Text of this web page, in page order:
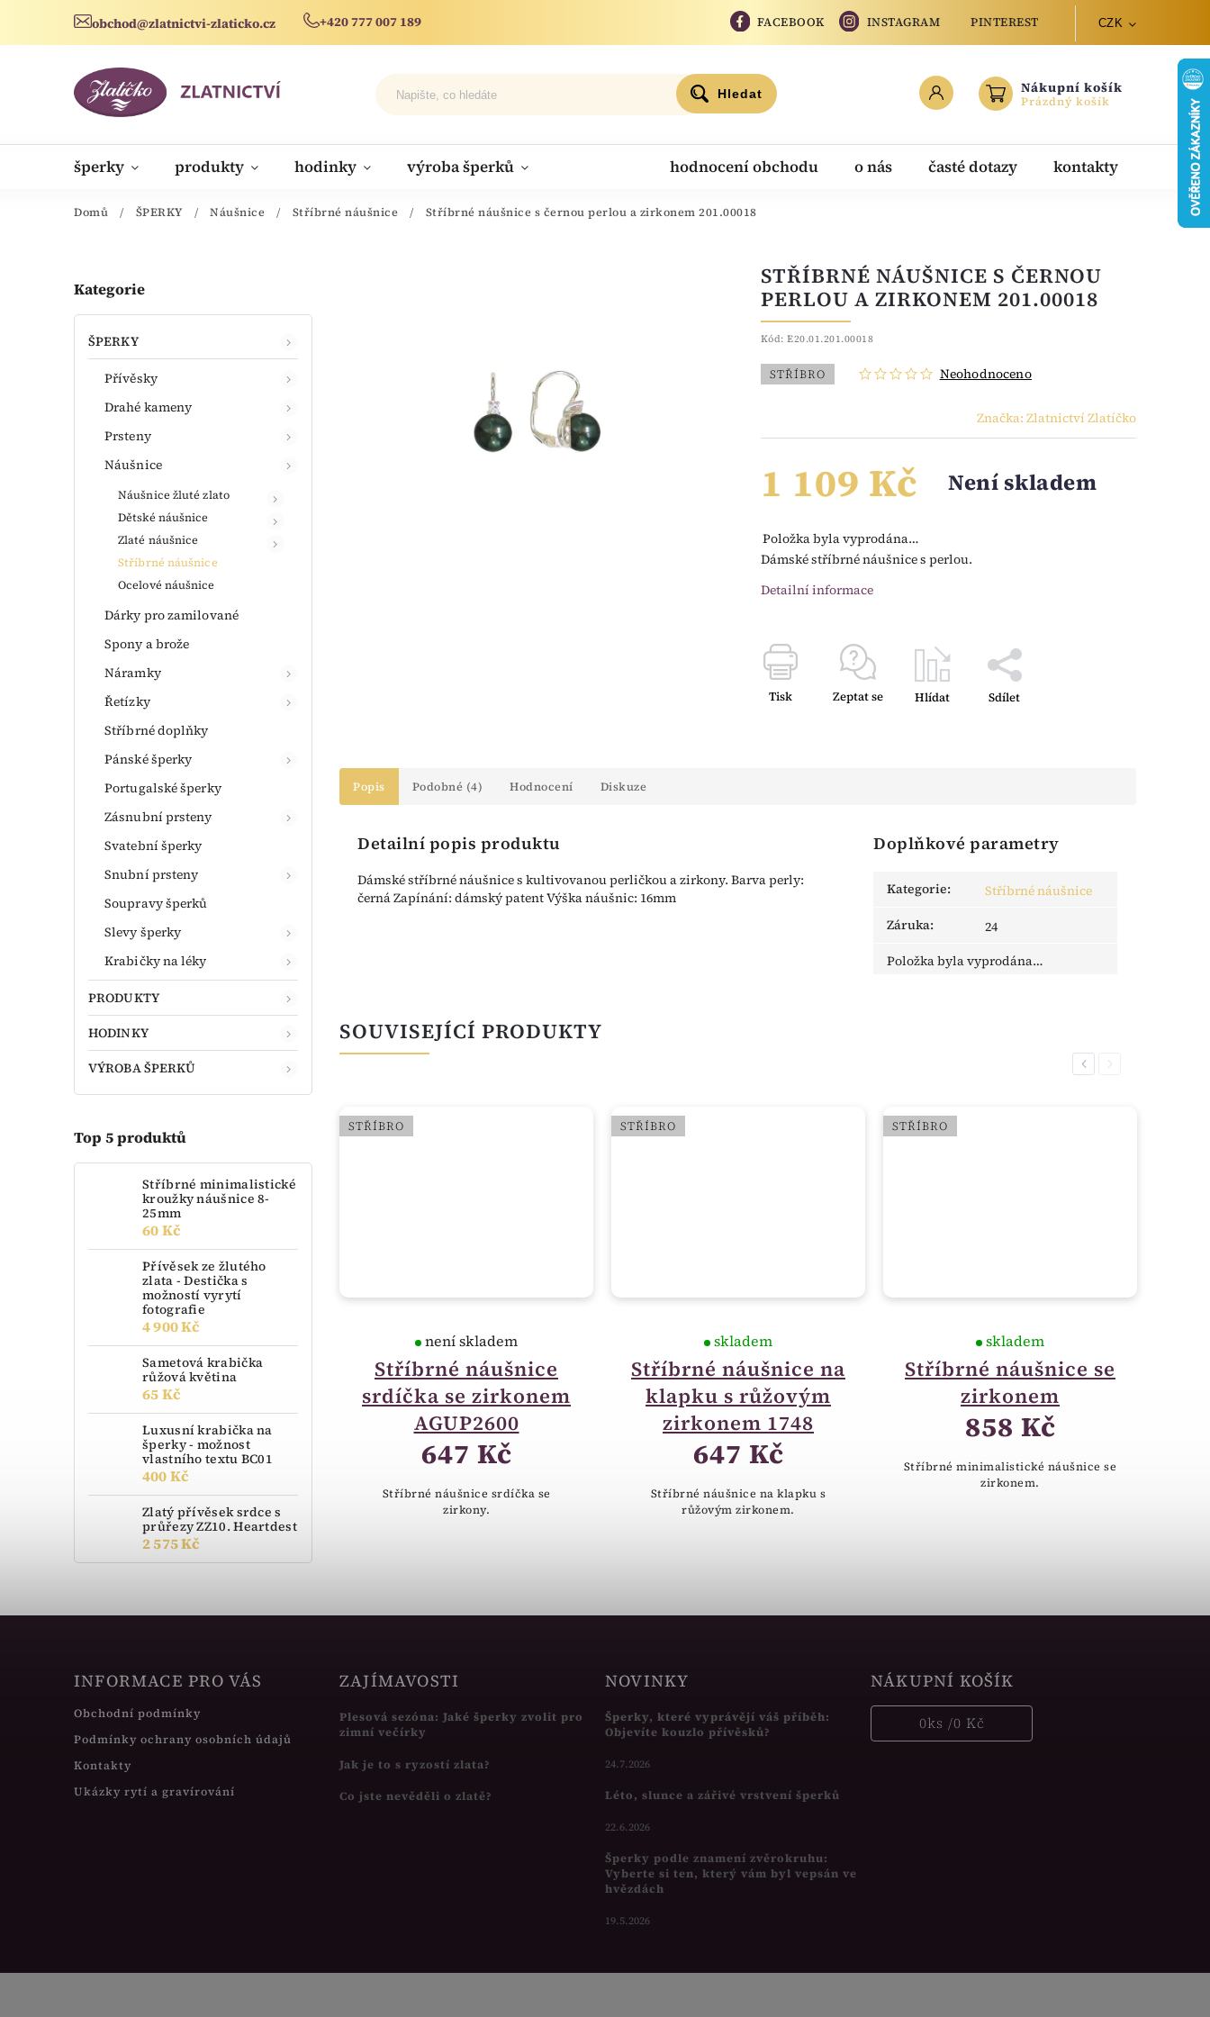
obchod@zlatnictvi-zlaticko.cz +420 777 007 189 FACEBOOK INSTAGRAM PINTEREST CZK
Hledat Nákupní košík
Prázdný košík
šperky produkty hodinky výroba šperků hodnocení obchodu o nás časté dotazy kontakty
novinky
Domů / ŠPERKY / Náušnice / Stříbrné náušnice / Stříbrné náušnice s černou perlou a zirkonem 201.00018
Kategorie
ŠPERKY
Přívěsky
Drahé kameny
Prsteny
Náušnice
Náušnice žluté zlato
Dětské náušnice
Zlaté náušnice
Stříbrné náušnice
Ocelové náušnice
Dárky pro zamilované
Spony a brože
Náramky
Řetízky
Stříbrné doplňky
Pánské šperky
Portugalské šperky
Zásnubní prsteny
Svatební šperky
Snubní prsteny
Soupravy šperků
Slevy šperky
Krabičky na léky
PRODUKTY
HODINKY
VÝROBA ŠPERKŮ
Top 5 produktů
Stříbrné minimalistické
kroužky náušnice 8-
25mm
60 Kč
Přívěsek ze žlutého
zlata - Destička s
možností vyrytí
fotografie
4 900 Kč
Sametová krabička
růžová květina
65 Kč
Luxusní krabička na
šperky - možnost
vlastního textu BC01
400 Kč
Zlatý přívěsek srdce s
průřezy ZZ10. Heartdest
2 575 Kč
STŘÍBRNÉ NÁUŠNICE S ČERNOU
PERLOU A ZIRKONEM 201.00018
Kód: E20.01.201.00018
STŘÍBRO Neohodnoceno
Značka: Zlatnictví Zlatíčko
1 109 Kč Není skladem
Položka byla vyprodána…
Dámské stříbrné náušnice s perlou.
Detailní informace
Tisk Zeptat se Hlídat Sdílet
Popis Podobné (4) Hodnocení Diskuze
Detailní popis produktu
Dámské stříbrné náušnice s kultivovanou perličkou a zirkony. Barva perly:
černá Zapínání: dámský patent Výška náušnic: 16mm
Doplňkové parametry
Kategorie:
Stříbrné náušnice
Záruka:
24
Položka byla vyprodána…
SOUVISEJÍCÍ PRODUKTY
Previous
Stříbrné náušnice
kruhy se zirkony
0633SE02
skladem
1 222 Kč
Stříbrné náušnice ve tvaru kroužků,
do jejichž obrysu jsou vsazeny bílé
kamínky. Náušnice jsou vyrobeny ze
stříbra ryzosti 925/1000. Náušnice
STŘÍBRO
Stříbrné náušnice
srdíčka se zirkonem
AGUP2600
není skladem
647 Kč
Stříbrné náušnice srdíčka se
zirkony.
STŘÍBRO
Stříbrné náušnice na
klapku s růžovým
zirkonem 1748
skladem
647 Kč
Stříbrné náušnice na klapku s
růžovým zirkonem.
STŘÍBRO
Stříbrné náušnice se
zirkonem
skladem
858 Kč
Stříbrné minimalistické náušnice se
zirkonem.
Next
INFORMACE PRO VÁS
Obchodní podmínky
Podmínky ochrany osobních údajů
Kontakty
Ukázky rytí a gravírování
ZAJÍMAVOSTI
Plesová sezóna: Jaké šperky zvolit pro
zimní večírky
Jak je to s ryzostí zlata?
Co jste nevěděli o zlatě?
NOVINKY
Šperky, které vyprávějí váš příběh:
Objevíte kouzlo přívěsků?
24.7.2026
Léto, slunce a zářivé vrstvení šperků
22.6.2026
Šperky podle znamení zvěrokruhu:
Vyberte si ten, který vám byl vepsán ve
hvězdách
19.5.2026
NÁKUPNÍ KOŠÍK
0ks /0 Kč